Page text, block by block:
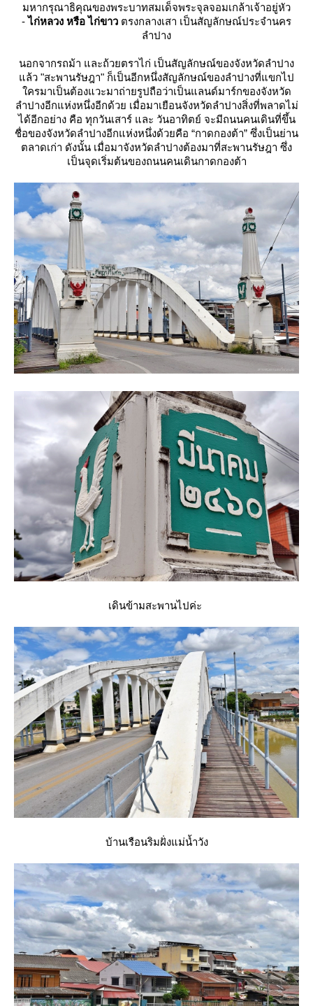
มหากรุณาธิคุณของพระบาทสมเด็จพระจุลจอมเกล้าเจ้าอยู่หัว
-ไก่หลวง หรือ ไก่ขาว ตรงกลางเสา เป็นสัญลักษณ์ประจำนคร
ลำปาง
นอกจากรถม้า และถ้วยตราไก่ เป็นสัญลักษณ์ของจังหวัดลำปาง
ล้ว "สะพานรัษฎา" ก็เป็นอีกหนึ่งสัญลักษณ์ของลำปางที่แขกไป
ครมาเป็นต้องแวะมาถ่ายรูปถือว่าเป็นแลนด์มาร์กของจังหวัด
ลำปางอีกแห่งหนึ่งอีกด้วย เมื่อมาเยือนจังหวัดลำปางสิ่งที่พลาดไม่
ได้อีกอย่าง คือ ทุกวันเสาร์ และ วันอาทิตย์ จะมีถนนคนเดินที่ขึ้น
ชื่อของจังหวัดลำปางอีกแห่งหนึ่งด้วยคือ “กาดกองต้า” ซึ่งเป็นย่าน
ตลาดเก่า ดังนั้น เมื่อมาจังหวัดลำปางต้องมาที่สะพานรัษฎา ซึ่ง
เป็นจุดเริ่มต้นของถนนคนเดินกาดกองต้า
เดินข้ามสะพานไปค่ะ
บ้านเรือนริมฝั่งแม่น้ำวัง